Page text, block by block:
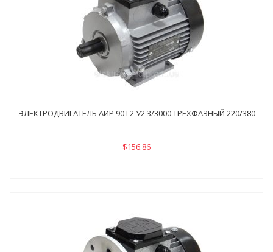
ЭЛЕКТРОДВИГАТЕЛЬ АИР 90 L2 У2 3/3000 ТРЕХФАЗНЫЙ 220/380
$156.86